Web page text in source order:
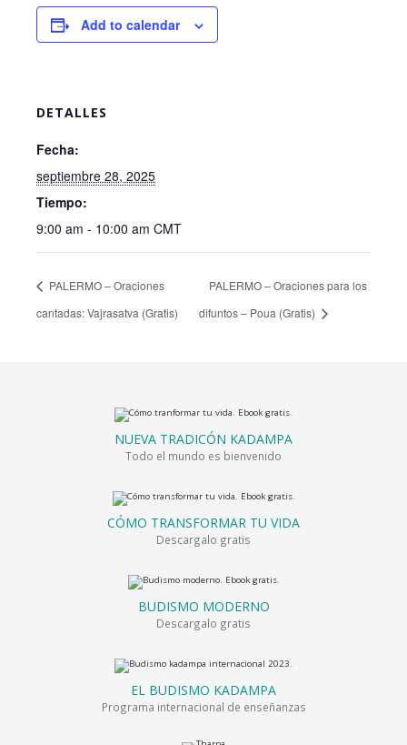
Add to calendar
DETALLES
Fecha:
septiembre 28, 2025
Tiempo:
9:00 am - 10:00 am CMT
PALERMO – Oraciones
cantadas: Vajrasatva (Gratis)
PALERMO – Oraciones para los
difuntos – Poua (Gratis)
NUEVA TRADICÓN KADAMPA
Todo el mundo es bienvenido
CÓMO TRANSFORMAR TU VIDA
Descargalo gratis
BUDISMO MODERNO
Descargalo gratis
EL BUDISMO KADAMPA
Programa internacional de enseñanzas